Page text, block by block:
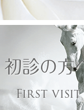
初診の方
First visit